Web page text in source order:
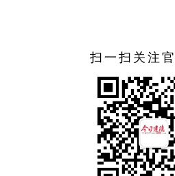
活动、“17℃建德新安江”清凉游
知名度和美誉度，为建德打造“幸
本”贡献文旅力量。
（来源：建德文旅）
扫一扫关注